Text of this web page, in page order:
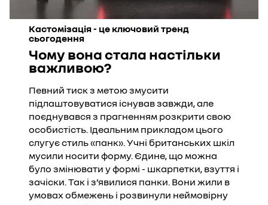
Кастомізація - це ключовий тренд
сьогодення
Чому вона стала настільки
важливою?
Певний тиск з метою змусити
підлаштовуватися існував завжди, але
поєднувався з прагненням розкрити свою
особистість. Ідеальним прикладом цього
слугує стиль «панк». Учні британських шкіл
мусили носити форму. Єдине, що можна
було змінювати у формі - шкарпетки, взуття і
зачіски. Так і з’явилися панки. Вони жили в
умовах обмежень і розвинули неймовірну